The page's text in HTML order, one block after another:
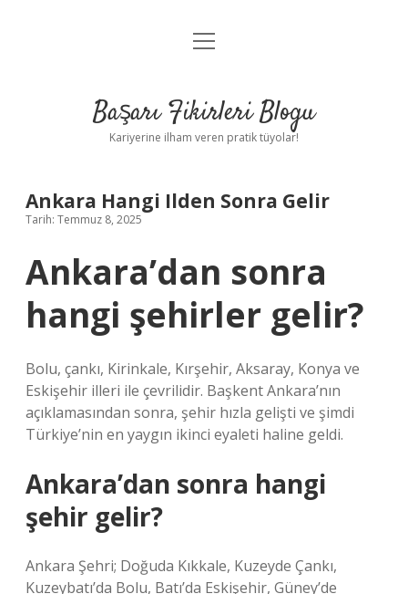
Anasayfa
Yasal Uyarı
menüyü
Başarı Fikirleri Blogu
Kariyerine ilham veren pratik tüyolar!
Ankara Hangi Ilden Sonra Gelir
Tarih: Temmuz 8, 2025
Ankara’dan sonra
hangi şehirler gelir?
Bolu, çankı, Kirinkale, Kırşehir, Aksaray, Konya ve
Eskişehir illeri ile çevrilidir. Başkent Ankara’nın
açıklamasından sonra, şehir hızla gelişti ve şimdi
Türkiye’nin en yaygın ikinci eyaleti haline geldi.
Ankara’dan sonra hangi
şehir gelir?
Ankara Şehri; Doğuda Kıkkale, Kuzeyde Çankı,
Kuzeybatı’da Bolu, Batı’da Eskişehir, Güney’de